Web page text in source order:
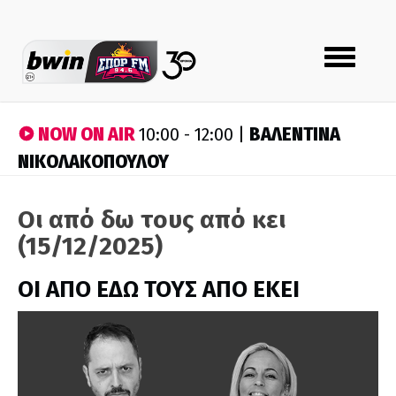
Toggle
navigation
NOW ON AIR10:00 - 12:00 | ΒΑΛΕΝΤΙΝΑ
ΝΙΚΟΛΑΚΟΠΟΥΛΟΥ
Οι από δω τους από κει
(15/12/2025)
ΟΙ ΑΠΟ ΕΔΩ ΤΟΥΣ ΑΠΟ ΕΚΕΙ